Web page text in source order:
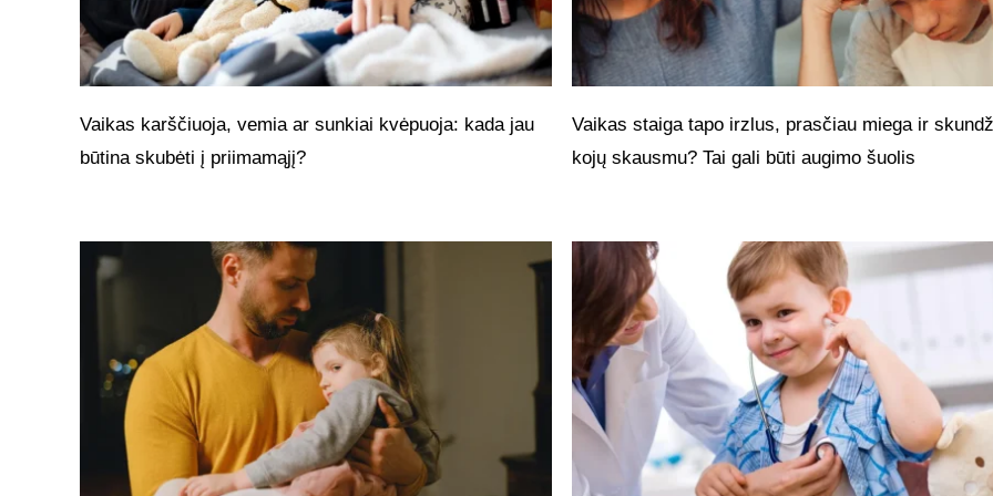
Vaikas karščiuoja, vemia ar sunkiai kvėpuoja: kada jau
būtina skubėti į priimamąjį?
Vaikas staiga tapo irzlus, prasčiau miega ir
kojų skausmu? Tai gali būti augimo šuolis